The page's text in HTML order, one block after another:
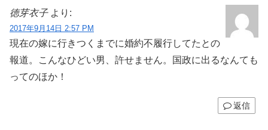
徳芽衣子 より:
2017年9月14日 2:57 PM
現在の嫁に行きつくまでに婚約不履行してたとの
報道。こんなひどい男、許せません。国政に出るなんても
ってのほか！
返信